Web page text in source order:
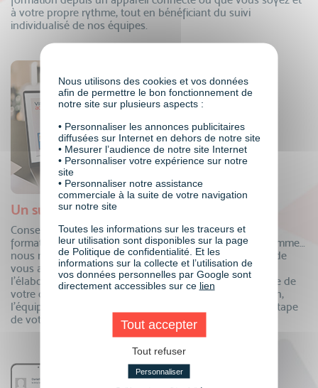
à votre propre rythme, tout en bénéficiant du suivi
individualisé de nos équipes.
Un suivi personnalisé
Conseillers formation, coordinateurs pédagogiques,
formateurs, mentors individuels, responsable de programme…
nous mettons à votre disposition tous nos experts afin de
vous accompagner dans votre projet de formation ! De
l’élaboration de votre dossier de financement à la remise de
votre certificat, en passant par le suivi de votre formation,
l’équipe VISIPLUS academy est là pour vous à chaque étape
de votre parcours.
Nous utilisons des cookies et vos données
afin de permettre le bon fonctionnement de
notre site sur plusieurs aspects :
• Personnaliser les annonces publicitaires
diffusées sur Internet en dehors de notre site
• Mesurer l’audience de notre site Internet
• Personnaliser votre expérience sur notre
site
• Personnaliser notre assistance
commerciale à la suite de votre navigation
sur notre site
Toutes les informations sur les traceurs et
leur utilisation sont disponibles sur la page
de Politique de confidentialité. Et les
informations sur la collecte et l’utilisation de
vos données personnelles par Google sont
directement accessibles sur ce lien
Tout accepter
Tout refuser
Personnaliser